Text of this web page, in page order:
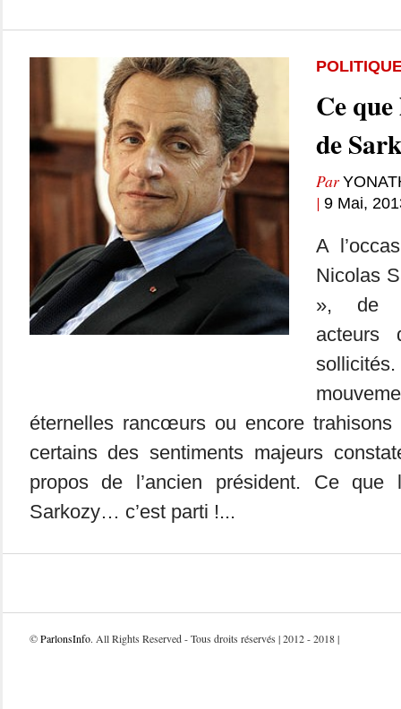
Ce
de
Par
| 9 Mai,
A
Nicolas
», de
acteurs
éternelles rancœurs ou encore trahisons
certains des sentiments majeurs
propos de l’ancien président. Ce
Sarkozy… c’est parti !...
©ParlonsInfo. All Rights Reserved - Tous droits réservés | 2012 - 2018 |